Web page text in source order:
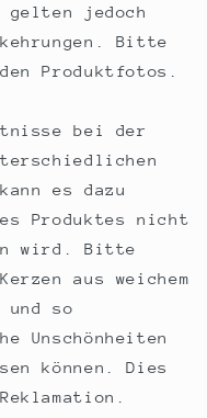
gelten jedoch
Bitte
Produktfotos.
bei der
es dazu
Produktes nicht
wird. Bitte
aus weichem
und so
Unschönheiten
können. Dies